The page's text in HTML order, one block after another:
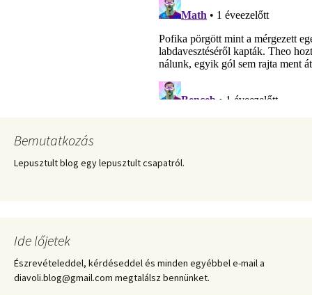
Bemutatkozás
Lepusztult blog egy lepusztult csapatról.
Ide lőjetek
Észrevételeddel, kérdéseddel és minden egyébbel e-mail a
diavoli.blog@gmail.com megtalálsz bennünket.